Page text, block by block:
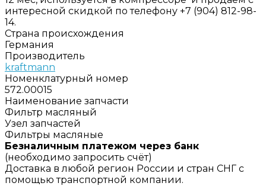
интересной скидкой по телефону +7 (904) 812-98-
14.
Страна происхождения
Германия
Производитель
kraftmann
Номенклатурный номер
572.00015
Наименование запчасти
Фильтр масляный
Узел запчастей
Фильтры масляные
Безналичным платежом через банк
(необходимо запросить счёт)
Доставка в любой регион России и стран СНГ с
помощью транспортной компании.